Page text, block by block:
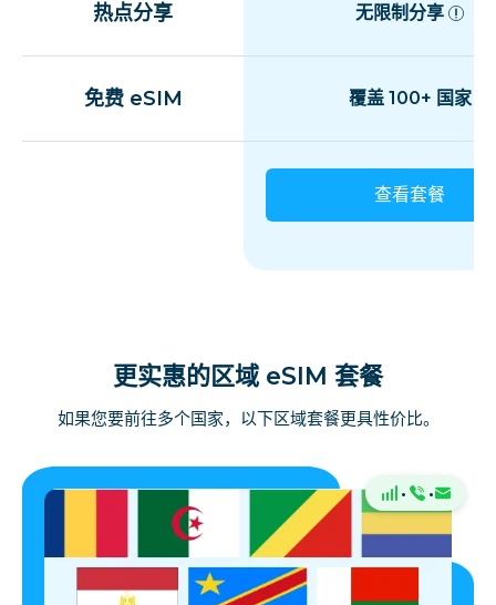
热点分享 无限制分享
免费 eSIM 覆盖 100+ 国家
查看套餐
更实惠的区域 eSIM 套餐
如果您要前往多个国家，以下区域套餐更具性价比。
· ·